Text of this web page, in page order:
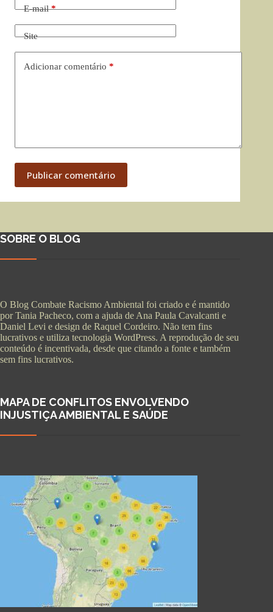
E-mail*
Site
Adicionar comentário *
Publicar comentário
SOBRE O BLOG
O Blog Combate Racismo Ambiental foi criado e é mantido
por Tania Pacheco, com a ajuda de Ana Paula Cavalcanti e
Daniel Levi e design de Raquel Cordeiro. Não tem fins
lucrativos e utiliza tecnologia WordPress. A reprodução de seu
conteúdo é incentivada, desde que citando a fonte e também
sem fins lucrativos.
MAPA DE CONFLITOS ENVOLVENDO
INJUSTIÇA AMBIENTAL E SAÚDE